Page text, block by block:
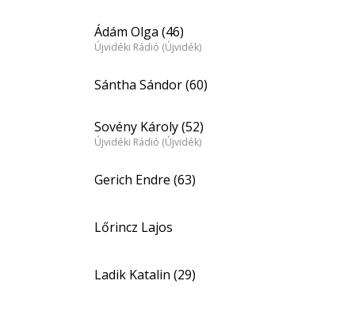
Ádám Olga (46)
Újvidéki Rádió (Újvidék)
Sántha Sándor (60)
Sovény Károly (52)
Újvidéki Rádió (Újvidék)
Gerich Endre (63)
Lőrincz Lajos
Ladik Katalin (29)